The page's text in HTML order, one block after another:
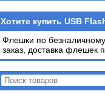
Хотите купить USB
Флешки по
заказ, доставка флешек